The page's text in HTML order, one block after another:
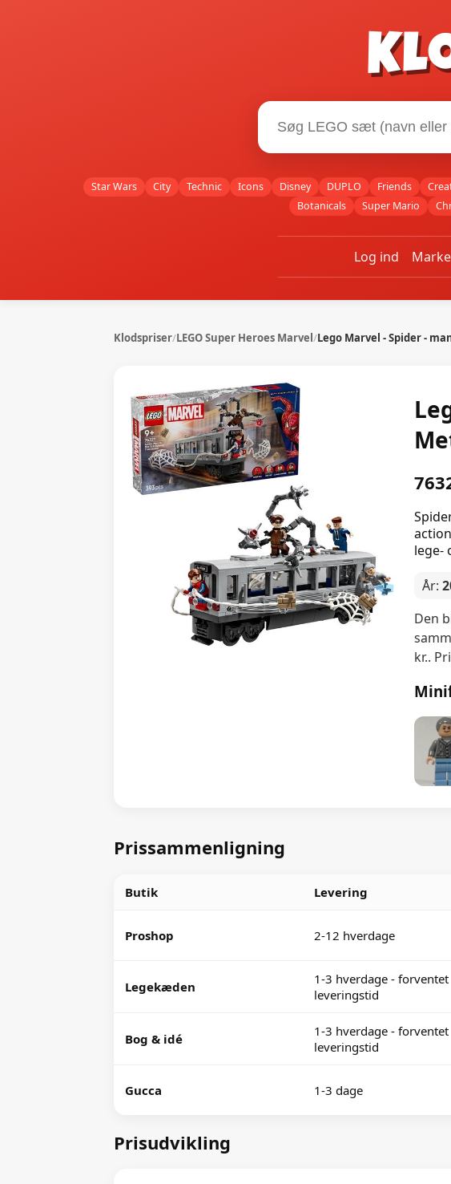
Star Wars City Technic Icons Disney DUPLO Friends
Botanicals
Super Mario
Log ind
Klodspriser/LEGO Super Heroes Marvel/Lego Marvel - Spider -
lege-
År:
Den
kr..
Prissammenligning
Butik Levering
Proshop 2-12 hverdage
Legekæden
1-3 hverdage - forventet
leveringstid
Bog & idé
1-3 hverdage - forventet
leveringstid
Gucca 1-3 dage
Prisudvikling